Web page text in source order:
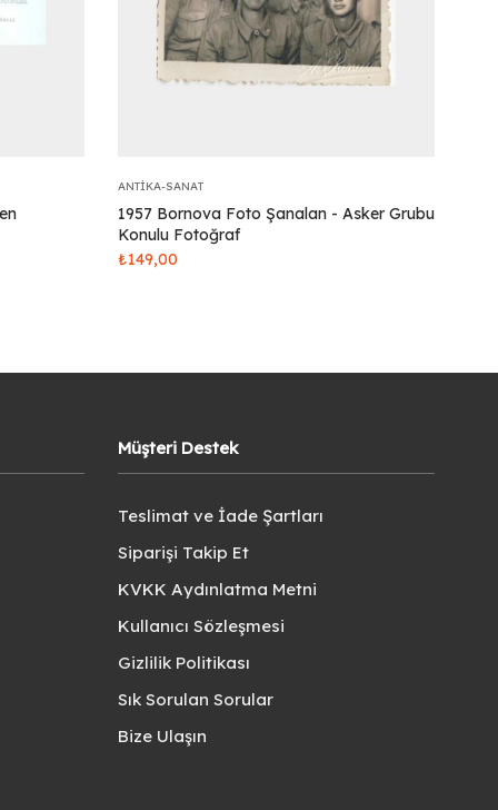
ANTIKA-SANAT
1957 Bornova Foto Şanalan - Asker Grubu
Konulu Fotoğraf
₺149,00
Müşteri Destek
Teslimat ve İade Şartları
Siparişi Takip Et
KVKK Aydınlatma Metni
Kullanıcı Sözleşmesi
Gizlilik Politikası
Sık Sorulan Sorular
Bize Ulaşın